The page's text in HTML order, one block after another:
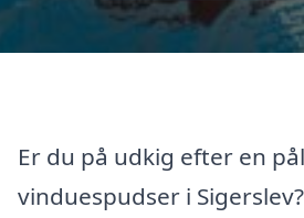
Er du på udkig efter en
vinduespudser i